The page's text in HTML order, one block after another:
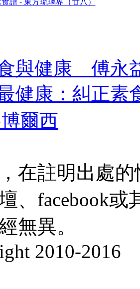
與健康 傅永
健康：糾正
爾西
在註明出處
、facebook
無異。
2010-2016